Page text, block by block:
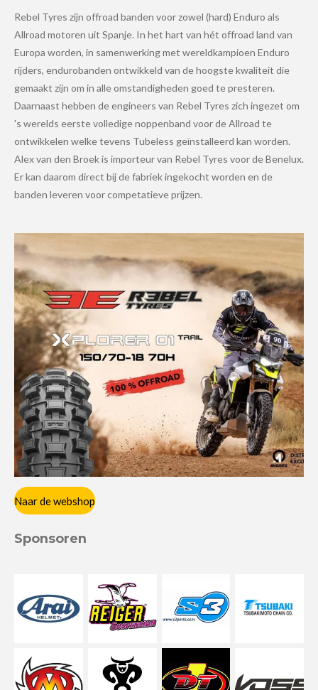
Rebel Tyres zijn offroad banden voor zowel (hard) Enduro als
Allroad motoren uit Spanje. In het hart van hét offroad land van
Europa worden, in samenwerking met wereldkampioen Enduro
rijders, endurobanden ontwikkeld van de hoogste kwaliteit die
gemaakt zijn om in alle omstandigheden goed te presteren.
Daarnaast hebben de engineers van Rebel Tyres zich ingezet om
's werelds eerste volledige noppenband voor de Allroad te
ontwikkelen welke tevens Tubeless geïnstalleerd kan worden.
Alex van den Broek is importeur van Rebel Tyres voor de Benelux.
Er kan daarom direct bij de fabriek ingekocht worden en de
banden leveren voor competatieve prijzen.
Naar de webshop
Sponsoren